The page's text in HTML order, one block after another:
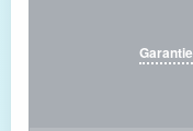
Garantie